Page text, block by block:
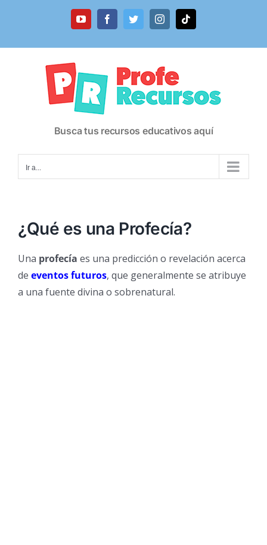
YouTubeFacebookTwitterInstagramTiktok
Busca tus recursos educativos aquí
Ir a...
¿Qué es una Profecía?
Una profecía es una predicción o revelación acerca
de eventos futuros, que generalmente se atribuye
a una fuente divina o sobrenatural.